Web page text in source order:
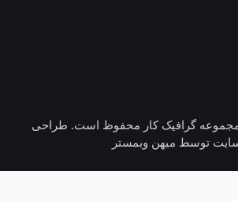
مجموعه گرافیک کار محفوظ است. طراحی
توسط میهن وبمستر